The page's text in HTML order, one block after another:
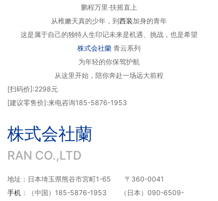
鹏程万里·扶摇直上
从稚嫩天真的少年，到西装加身的青年
这是属于自己的独特人生印记未来是机遇、挑战，也是希望
株式会社蘭 青云系列
为年轻的你保驾护航
从这里开始，陪你奔赴一场远大前程
[扫码价]:2298元
[建议零售价]:来电咨询185-5876-1953
株式会社蘭
RAN CO.,LTD
地址：日本埼玉県熊谷市宮町1-65 〒360-0041
手机 ： （中国） 185-5876-1953 （日本） 090-6509-